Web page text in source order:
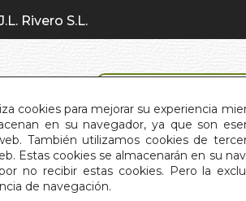
cookies para mejorar su experiencia
en su navegador, ya que son
También utilizamos cookies de
Estas cookies se almacenarán en su
no recibir estas cookies. Pero la
de navegación.
Rivero S.L.
INICIO